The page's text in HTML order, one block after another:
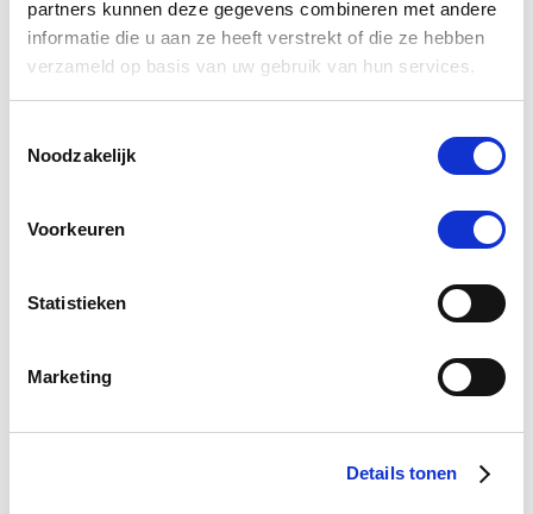
partners kunnen deze gegevens combineren met andere
informatie die u aan ze heeft verstrekt of die ze hebben
verzameld op basis van uw gebruik van hun services.
Noodzakelijk
Voorkeuren
Statistieken
Marketing
Details tonen
Batterij houder voor Sectolin Clipper SE 210
-5 %